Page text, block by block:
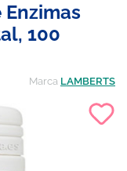
Enzimas
100
Marca LAMBERTS